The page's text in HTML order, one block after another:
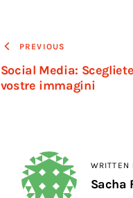
Navigazione
articoli
PREVIOUS
Social Media:
vostre immagini
WRITTEN
Sacha